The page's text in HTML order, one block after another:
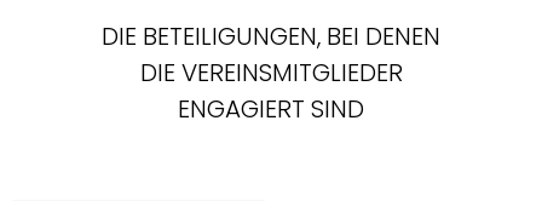
DIE BETEILIGUNGEN, BEI DENEN
DIE VEREINSMITGLIEDER
ENGAGIERT SIND